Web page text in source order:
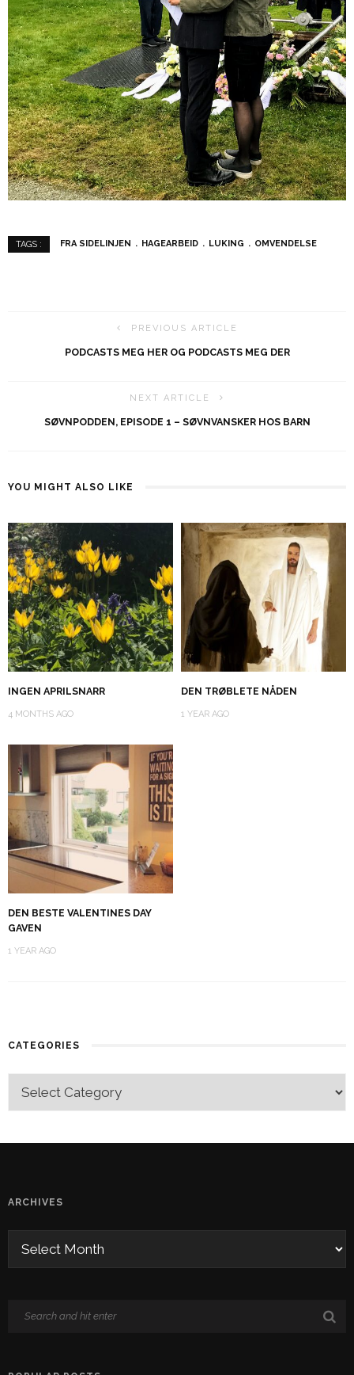
TAGS : FRA SIDELINJEN HAGEARBEID LUKING OMVENDELSE
PREVIOUS ARTICLE
PODCASTS MEG HER OG PODCASTS MEG DER
NEXT ARTICLE
SØVNPODDEN, EPISODE 1 – SØVNVANSKER HOS BARN
YOU MIGHT ALSO LIKE
INGEN APRILSNARR
4 MONTHS AGO
DEN TRØBLETE NÅDEN
1 YEAR AGO
DEN BESTE VALENTINES DAY
GAVEN
1 YEAR AGO
CATEGORIES
ARCHIVES